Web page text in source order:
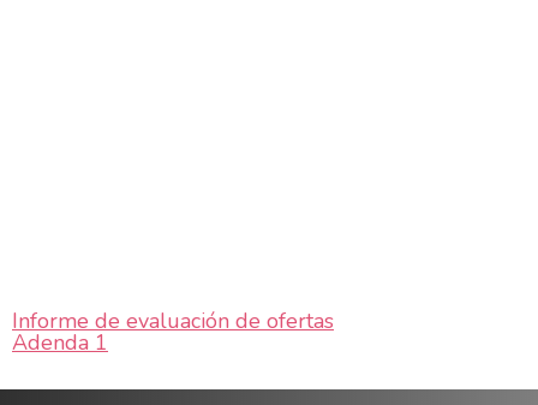
Informe de evaluación de ofertas
Adenda 1